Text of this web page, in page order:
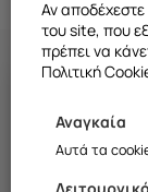
01
Αν αποδέχεστε
του site, που
πρέπει να
Πολιτική
Αναγκαία
Αυτά τα
Θα